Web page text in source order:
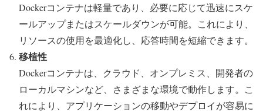
Dockerコンテナは軽量であり、必要に応じて迅速にスケ
ールアップまたはスケールダウンが可能。これにより、
リソースの使用を最適化し、応答時間を短縮できます。
移植性
Dockerコンテナは、クラウド、オンプレミス、開発者の
ローカルマシンなど、さまざまな環境で動作します。こ
れにより、アプリケーションの移動やデプロイが容易に